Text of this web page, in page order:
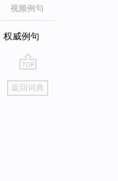
视频例句
权威例句
go
top
返回词典